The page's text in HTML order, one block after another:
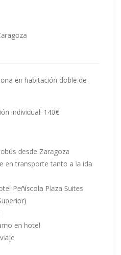
en habitación doble de
individual: 140€
desde Zaragoza
en transporte tanto a la ida
Peñíscola Plaza Suites
en hotel